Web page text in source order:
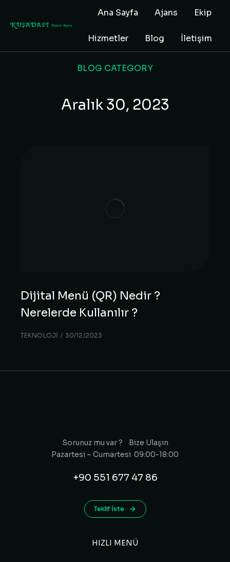
Ana Sayfa Ajans Ekip
Hizmetler Blog İletişim
BLOG CATEGORY
Aralık 30, 2023
Dijital Menü (QR) Nedir ?
Nerelerde Kullanılır ?
TEKNOLOJI 30/12/2023
Sorunuz mu var ? Bize Ulaşın
Pazartesi – Cumartesi 09:00-18:00
+90 551 677 47 86
Teklif İste
HIZLI MENÜ